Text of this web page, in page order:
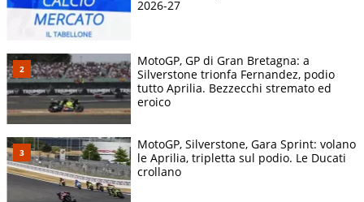
2026-27
MotoGP, GP di Gran Bretagna: a
Silverstone trionfa Fernandez, podio
tutto Aprilia. Bezzecchi stremato ed
eroico
MotoGP, Silverstone, Gara Sprint: volano
le Aprilia, tripletta sul podio. Le Ducati
crollano